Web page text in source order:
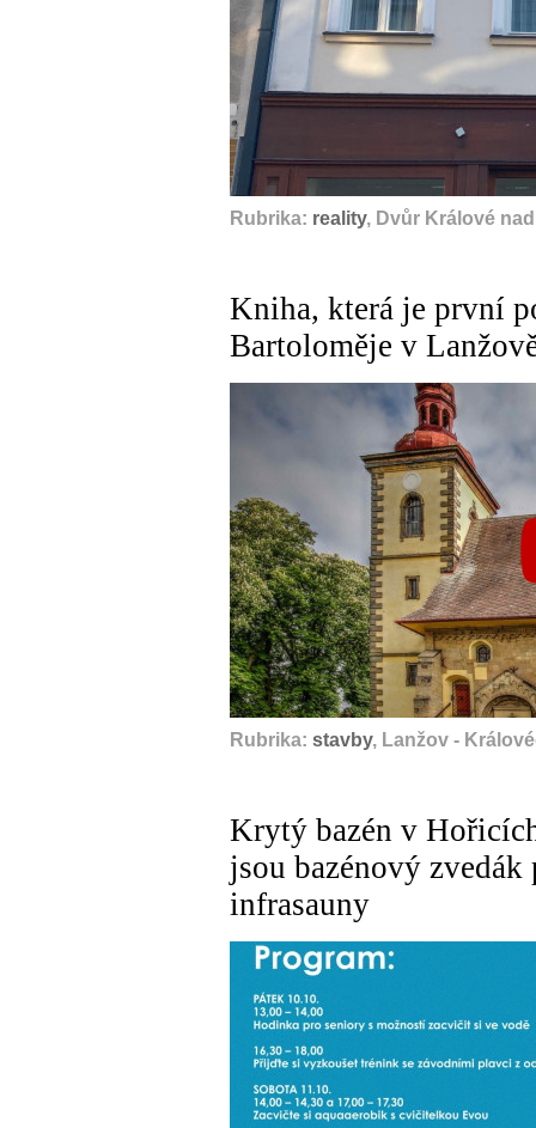
Rubrika: reality, Dvůr Králové
Kniha, která je první
Bartoloměje v
Rubrika: stavby, Lanžov -
Krytý bazén v
jsou bazénový zvedák
infrasauny